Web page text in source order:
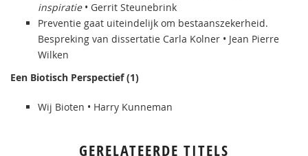
inspiratie • Gerrit Steunebrink
Preventie gaat uiteindelijk om bestaanszekerheid.
Bespreking van dissertatie Carla Kolner • Jean Pierre
Wilken
Een Biotisch Perspectief (1)
Wij Bioten • Harry Kunneman
GERELATEERDE TITELS